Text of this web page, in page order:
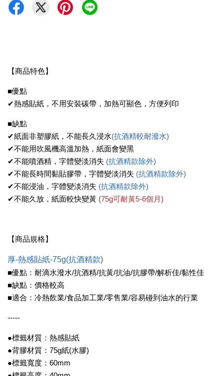
【商品特色】
■優點
✔熱感貼紙，不用安裝碳帶，加熱可顯色，方便列印
■缺點
✔紙面非塑膠紙，不能長久浸水(抗酒精較耐潑水)
✔不能用吹風機高溫加熱，紙面會變黑
✔不能噴酒精，字體變淡消失 (抗酒精款除外)
✔不能長時間黏貼膠帶，字體變淡消失 (抗酒精款除外)
✔不能浸油，字體變淡消失 (抗酒精款除外)
✔不能久放，紙面較快變黃 (75g可耐黃5-6個月)
【商品規格】
厚-熱感貼紙-75g(抗酒精款)
■優點：耐滴水潑水/抗酒精/抗黃/抗油/抗膠帶/解析佳/黏性佳
■缺點：價格較高
■適合：冷熱飲業/食品加工業/零售業/容易碰到油水的行業
-----
●標籤材質：熱感貼紙
●背膠材質：75g紙(水膠)
●標籤寬度：60mm